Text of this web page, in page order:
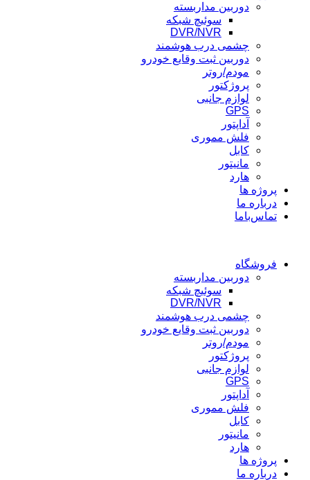
دوربین مداربسته
سوئیچ شبکه
DVR/NVR
چشمی درب هوشمند
دوربین ثبت وقایع خودرو
مودم/روتر
پروژکتور
لوازم جانبی
GPS
آداپتور
فلش مموری
کابل
مانیتور
هارد
پروژه ها
درباره ما
تماس‌باما
فروشگاه
دوربین مداربسته
سوئیچ شبکه
DVR/NVR
چشمی درب هوشمند
دوربین ثبت وقایع خودرو
مودم/روتر
پروژکتور
لوازم جانبی
GPS
آداپتور
فلش مموری
کابل
مانیتور
هارد
پروژه ها
درباره ما